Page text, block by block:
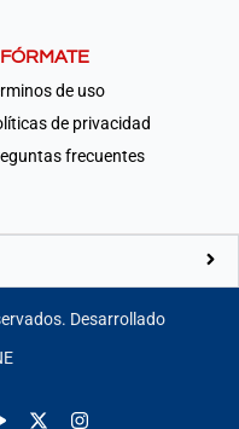
de uso
de privacidad
frecuentes
Desarrollado
Instagram